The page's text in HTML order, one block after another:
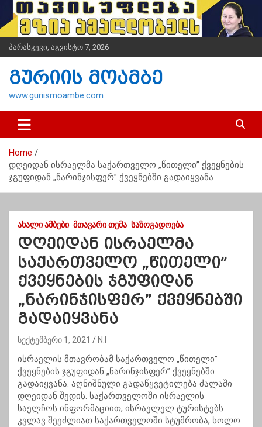
i
t
n
პარასკევი, აგვისტო 7, 2026
გურიის მოამბე
www.guriismoambe.com
Home
დღეიდან ისრაელმა საქართველო „წითელი” ქვეყნების
ჯგუფიდან „ნარინჯისფერ” ქვეყნებში გადაიყვანა
ᲐᲮᲐᲚᲘ ᲐᲛᲑᲔᲑᲘ ᲛᲗᲐᲕᲐᲠᲘ ᲗᲔᲛᲐ ᲡᲐᲖᲝᲒᲐᲓᲝᲔᲑᲐ
დღეიდან ისრაელმა
საქართველო „წითელი”
ქვეყნების ჯგუფიდან
„ნარინჯისფერ” ქვეყნებში
გადაიყვანა
სექტემბერი 1, 2021 N.I
ისრაელის მთავრობამ საქართველო „წითელი”
ქვეყნების ჯგუფიდან „ნარინჯისფერ” ქვეყნებში
გადაიყვანა. აღნიშნული გადაწყვეტილება ძალაში
დღეიდან შედის. საქართველოში ისრაელის
საელჩოს ინფორმაციით, ისრაელელ ტურისტებს
კვლავ შეეძლიათ საქართველოში სტუმრობა, ხოლო